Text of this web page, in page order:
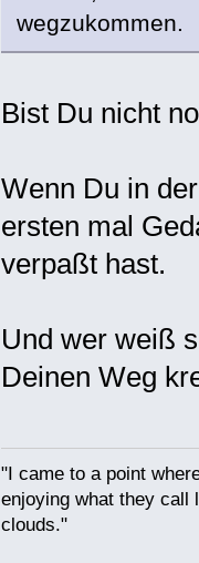
wegzukommen.
Bist Du nicht
Wenn Du in
ersten mal
verpaßt hast.
Und wer weiß
Deinen Weg
"I came to a point
enjoying what they call
clouds."